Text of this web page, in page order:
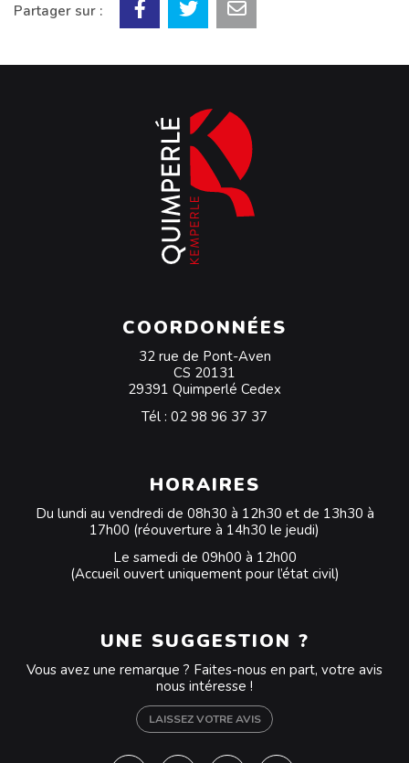
Partager sur :
COORDONNÉES
32 rue de Pont-Aven
CS 20131
29391 Quimperlé Cedex
Tél : 02 98 96 37 37
HORAIRES
Du lundi au vendredi de 08h30 à 12h30 et de 13h30 à
17h00 (réouverture à 14h30 le jeudi)
Le samedi de 09h00 à 12h00
(Accueil ouvert uniquement pour l’état civil)
UNE SUGGESTION ?
Vous avez une remarque ? Faites-nous en part, votre avis
nous intéresse !
LAISSEZ VOTRE AVIS